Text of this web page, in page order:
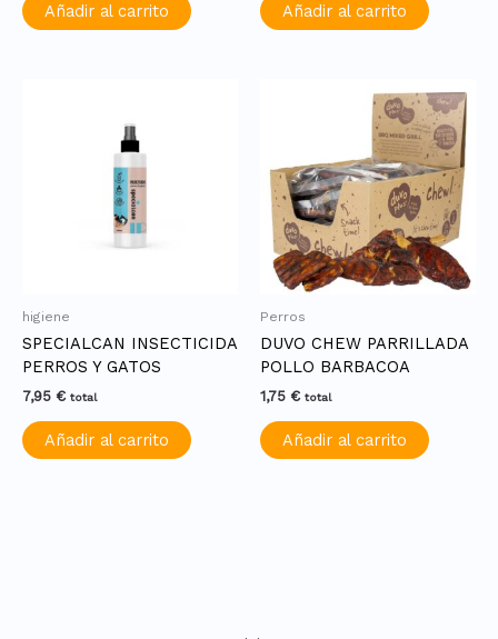
Añadir al carrito Añadir al carrito
higiene
SPECIALCAN INSECTICIDA
PERROS Y GATOS
7,95 € total
Añadir al carrito
Perros
DUVO CHEW PARRILLADA
POLLO BARBACOA
1,75 € total
Añadir al carrito